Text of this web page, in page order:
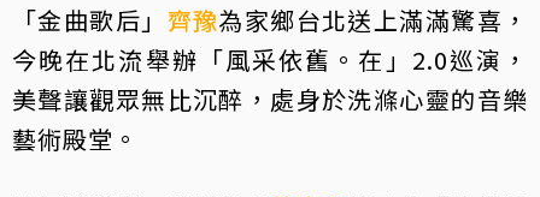
「金曲歌后」 齊豫為家鄉台北送上滿滿驚喜，
今晚在北流舉辦「風采依舊。在」2.0巡演，
美聲讓觀眾無比沉醉，處身於洗滌心靈的音樂
藝術殿堂。